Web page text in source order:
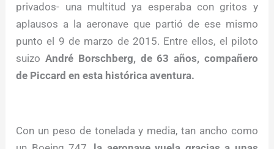
privados- una multitud ya esperaba con gritos y
aplausos a la aeronave que partió de ese mismo
punto el 9 de marzo de 2015. Entre ellos, el piloto
suizo André Borschberg, de 63 años, compañero
de Piccard en esta histórica aventura.
Con un peso de tonelada y media, tan ancho como